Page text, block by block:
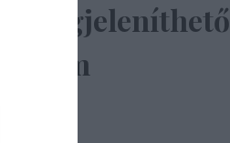
megjeleníthető
elem